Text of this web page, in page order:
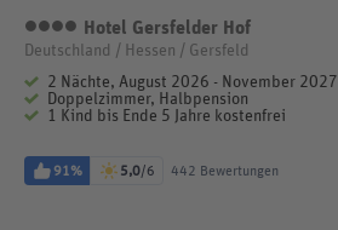
4 Sterne
Hotel Gersfelder Hof
Deutschland / Hessen / Gersfeld
2 Nächte, August 2026 - November 2027
Doppelzimmer, Halbpension
1 Kind bis Ende 5 Jahre kostenfrei
91% 5,0/6 442 Bewertungen